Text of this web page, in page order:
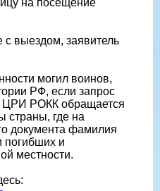
на посещение
выездом, заявитель
могил воинов,
РФ, если запрос
ЦРИ РОКК обращается
страны, где на
документа фамилия
погибших и
местности.